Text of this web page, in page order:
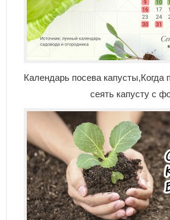
Календарь посева капусты,Когда
сеять капусту с